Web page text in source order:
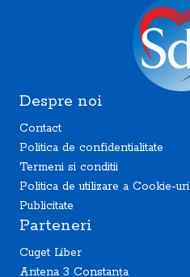
Despre noi
Contact
Politica de confidentialitate
Termeni si conditii
Politica de utilizare a Cookie-
Publicitate
Parteneri
Cuget Liber
Antena 3 Constanța